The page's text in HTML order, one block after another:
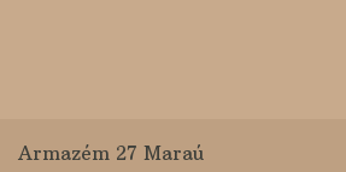
Armazém 27 Maraú